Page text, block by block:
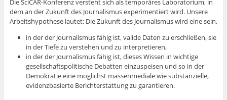
Die SciCAR-Konferenz versteht sich als temporäres Laboratorium, in
dem an der Zukunft des Journalismus experimentiert wird. Unsere
Arbeitshypothese lautet: Die Zukunft des Journalismus wird eine sein,
in der der Journalismus fähig ist, valide Daten zu erschließen, sie
in der Tiefe zu verstehen und zu interpretieren,
in der der Journalismus fähig ist, dieses Wissen in wichtige
gesellschaftspolitische Debatten einzuspeisen und so in der
Demokratie eine möglichst massenmediale wie substanzielle,
evidenzbasierte Berichterstattung zu garantieren.